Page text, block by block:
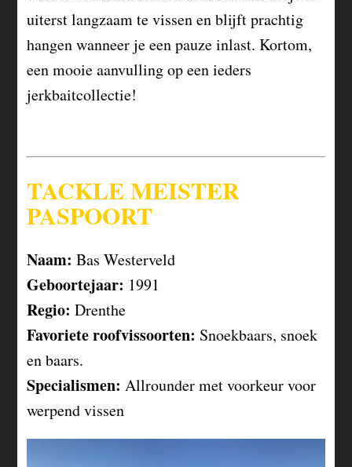
uiterst langzaam te vissen en blijft prachtig
hangen wanneer je een pauze inlast. Kortom,
een mooie aanvulling op een ieders
jerkbaitcollectie!
TACKLE MEISTER
PASPOORT
Naam: Bas Westerveld
Geboortejaar: 1991
Regio: Drenthe
Favoriete roofvissoorten: Snoekbaars, snoek
en baars.
Specialismen:Allrounder met voorkeur voor
werpend vissen